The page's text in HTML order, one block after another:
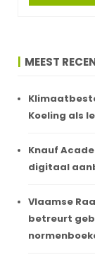
MEEST
Koeling als
Knauf
digitaal
Vlaamse
betreurt